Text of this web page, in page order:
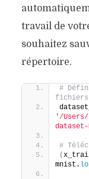
travail de
souhaitez
répertoire.
#
fichiers
'/Users/
dataset-
#
(
mnist.